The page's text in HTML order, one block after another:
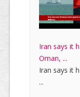
Iran says it
Oman, ...
Iran says it
...